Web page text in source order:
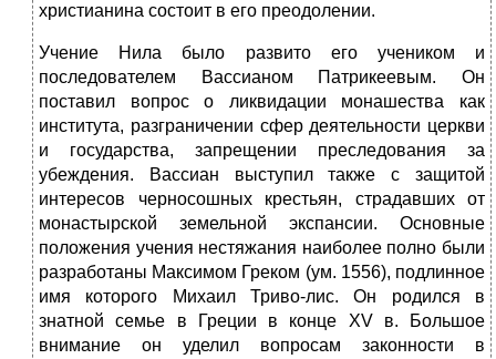
христианина состоит в его преодолении.
Учение Нила было развито его учеником и
последователем Вассианом Патрикеевым. Он
поставил вопрос о ликвидации монашества как
института, разграничении сфер деятельности церкви
и государства, запрещении преследования за
убеждения. Вассиан выступил также с защитой
интересов черносошных крестьян, страдавших от
монастырской земельной экспансии. Основные
положения учения нестяжания наиболее полно были
разработаны Максимом Греком (ум. 1556), подлинное
имя которого Михаил Триво-лис. Он родился в
знатной семье в Греции в конце XV в. Большое
внимание он уделил вопросам законности в